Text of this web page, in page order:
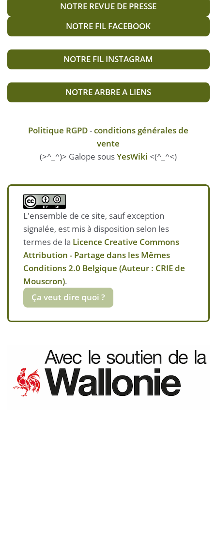
NOTRE REVUE DE PRESSE
NOTRE FIL FACEBOOK
NOTRE FIL INSTAGRAM
NOTRE ARBRE A LIENS
Politique RGPD-conditions générales de
vente
(>^_^)> Galope sousYesWiki <(^_^<)
L'ensemble de ce site, sauf exception
signalée, est mis à disposition selon les
termes de la Licence Creative Commons
Attribution - Partage dans les Mêmes
Conditions 2.0 Belgique (Auteur : CRIE de
Mouscron).
Ça veut dire quoi ?